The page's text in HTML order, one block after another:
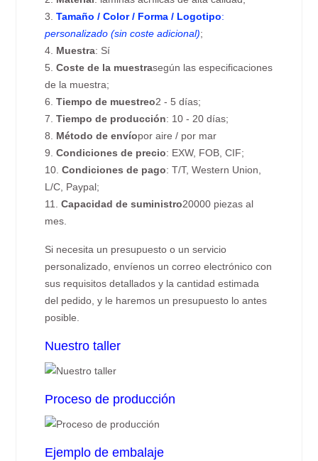
3.Tamaño / Color / Forma / Logotipo:
personalizado (sin coste adicional);
4. Muestra: Sí
5.Coste de la muestrasegún las especificaciones
de la muestra;
6.Tiempo de muestreo2 - 5 días;
7.Tiempo de producción: 10 - 20 días;
8. Método de envíopor aire / por mar
9.Condiciones de precio: EXW, FOB, CIF;
10.Condiciones de pago: T/T, Western Union,
L/C, Paypal;
11.Capacidad de suministro20000 piezas al
mes.
Si necesita un presupuesto o un servicio
personalizado, envíenos un correo electrónico con
sus requisitos detallados y la cantidad estimada
del pedido, y le haremos un presupuesto lo antes
posible.
Nuestro taller
Proceso de producción
Ejemplo de embalaje